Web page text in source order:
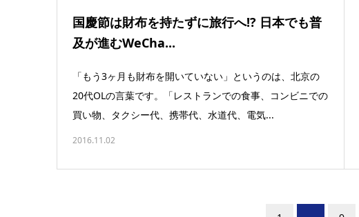
国慶節は財布を持たずに旅行へ!? 日本でも普
及が進むWeCha...
「もう3ヶ月も財布を開いていない」というのは、北京の
20代OLの言葉です。「レストランでの食事、コンビニでの
買い物、タクシー代、携帯代、水道代、電気...
2016.11.02